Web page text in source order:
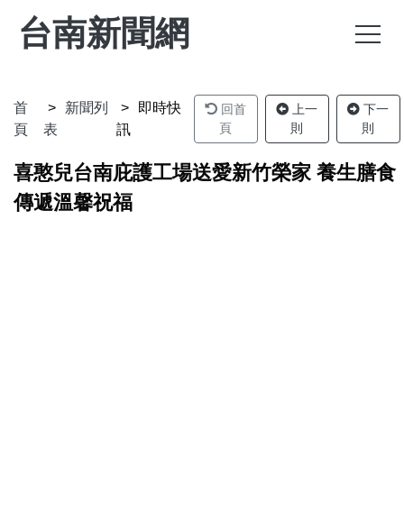
台南新聞網
首
頁
新聞列
表
即時快
訊
回首
頁
上一
則
下一
則
喜憨兒台南庇護工場送愛新竹榮家 養生膳食
傳遞溫馨祝福